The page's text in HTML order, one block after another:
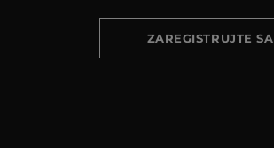
ZAREGISTRUJTE SA